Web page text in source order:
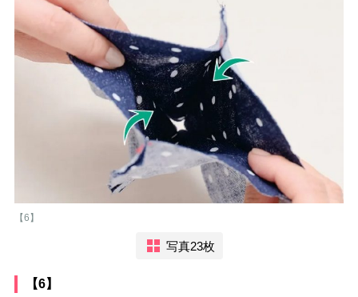
【6】
写真23枚
【6】